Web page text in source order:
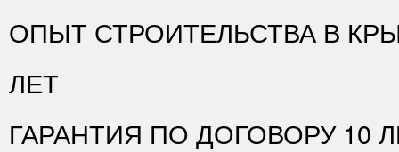
ОПЫТ СТРОИТЕЛЬСТВА В
ЛЕТ
ГАРАНТИЯ ПО ДОГОВОРУ 10